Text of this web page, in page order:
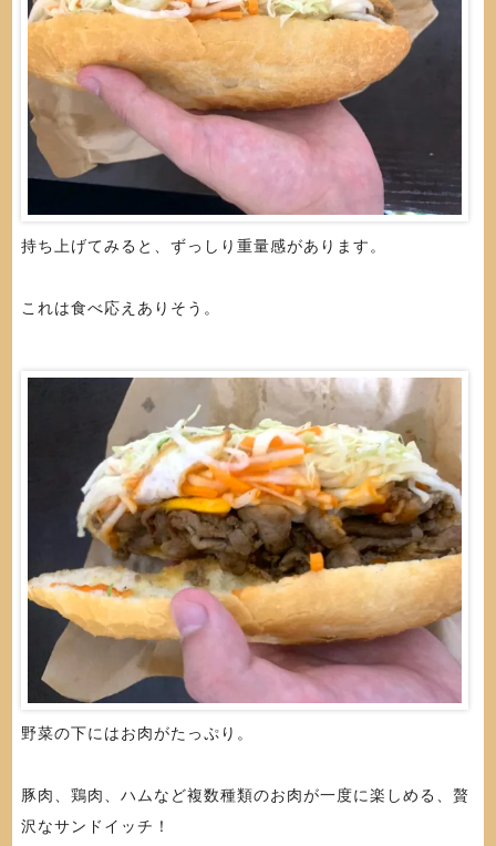
持ち上げてみると、ずっしり重量感があります。
これは食べ応えありそう。
野菜の下にはお肉がたっぷり。
豚肉、鶏肉、ハムなど複数種類のお肉が一度に楽しめる、贅
沢なサンドイッチ！